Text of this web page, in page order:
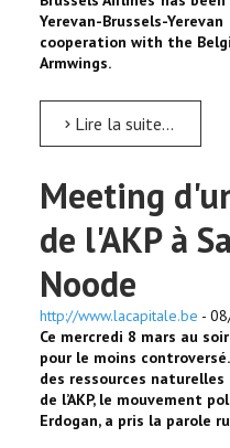
Yerevan-Brussels-
cooperation with the
Armwings.
Lire la suite...
Meeting
de l'AKP à
Noode
http://www.lacapitale.be -
Ce mercredi 8 mars au
pour le moins
des ressources naturelles
de l’AKP, le mouvement
Erdogan, a pris la parole